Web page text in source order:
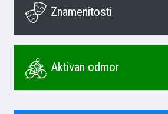
Znamenitosti
Aktivan odmor